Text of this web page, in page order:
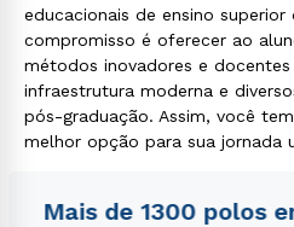
educacionais de ensino superior
compromisso é oferecer ao
métodos inovadores e
infraestrutura moderna e
pós-graduação. Assim, você
melhor opção para sua jornada
Mais de 1300 polos